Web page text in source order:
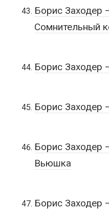
Борис Заходер
Сомнительный
Борис Заходер
Борис
Борис Заходер
Вьюшка
Борис Заходер